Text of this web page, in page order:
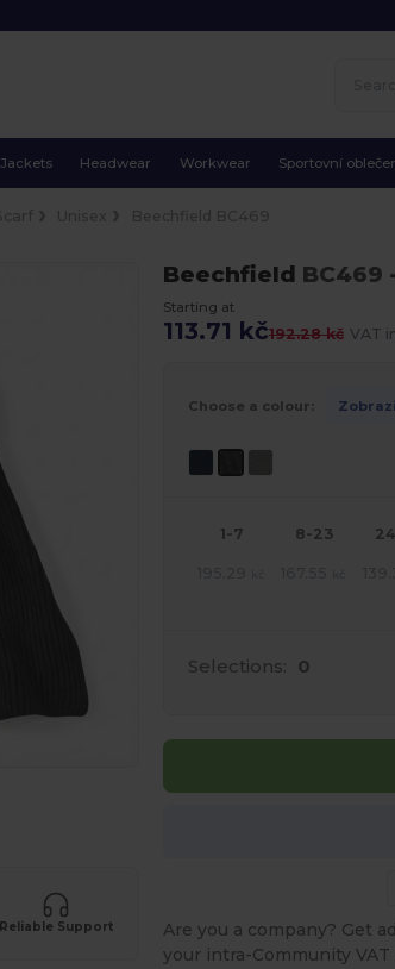
Jackets Headwear Workwear Sportovní
Reliable Support
Beechfield BC469
Starting at
113.71 kč192.28 kč VAT
Choose a colour:
1-7 8-23
Selections: 0
Are you a company? Get
your intra-Community